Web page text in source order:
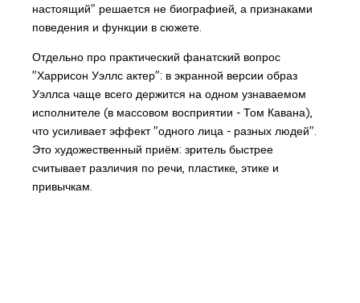
настоящий" решается не биографией, а признаками
поведения и функции в сюжете.
Отдельно про практический фанатский вопрос
"Харрисон Уэллс актер": в экранной версии образ
Уэллса чаще всего держится на одном узнаваемом
исполнителе (в массовом восприятии - Том Кавана),
что усиливает эффект "одного лица - разных людей".
Это художественный приём: зритель быстрее
считывает различия по речи, пластике, этике и
привычкам.